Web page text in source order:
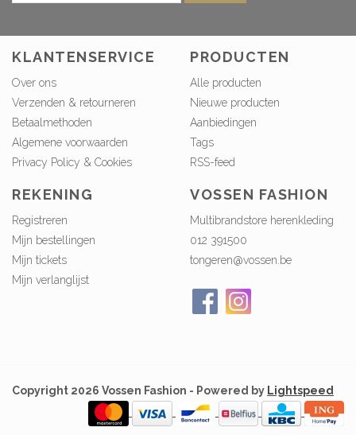
KLANTENSERVICE
Over ons
Verzenden & retourneren
Betaalmethoden
Algemene voorwaarden
Privacy Policy & Cookies
PRODUCTEN
Alle producten
Nieuwe producten
Aanbiedingen
Tags
RSS-feed
REKENING
Registreren
Mijn bestellingen
Mijn tickets
Mijn verlanglijst
VOSSEN FASHION
Multibrandstore herenkleding
012 391500
tongeren@vossen.be
Copyright 2026 Vossen Fashion - Powered by Lightspeed